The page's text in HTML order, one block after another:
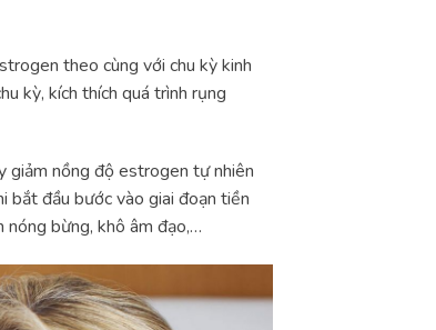
theo cùng với chu kỳ kinh
kỳ, kích thích quá trình rụng
giảm nồng độ estrogen tự nhiên
bắt đầu bước vào giai đoạn tiền
nóng bừng, khô âm đạo,…